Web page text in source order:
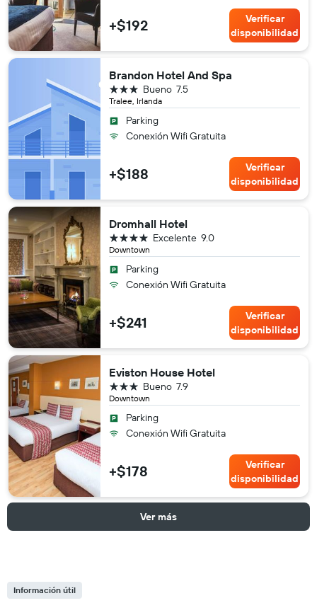
+$192
Verificar
disponibilidad
Brandon Hotel And Spa
Tralee, Irlanda
7.5
Bueno
3 estrellas
Parking
Conexión Wifi Gratuita
+$188
Verificar
disponibilidad
Dromhall Hotel
Downtown
9.0
Excelente
4 estrellas
Parking
Conexión Wifi Gratuita
+$241
Verificar
disponibilidad
Eviston House Hotel
Downtown
7.9
Bueno
3 estrellas
Parking
Conexión Wifi Gratuita
+$178
Verificar
disponibilidad
Ver más
Información útil